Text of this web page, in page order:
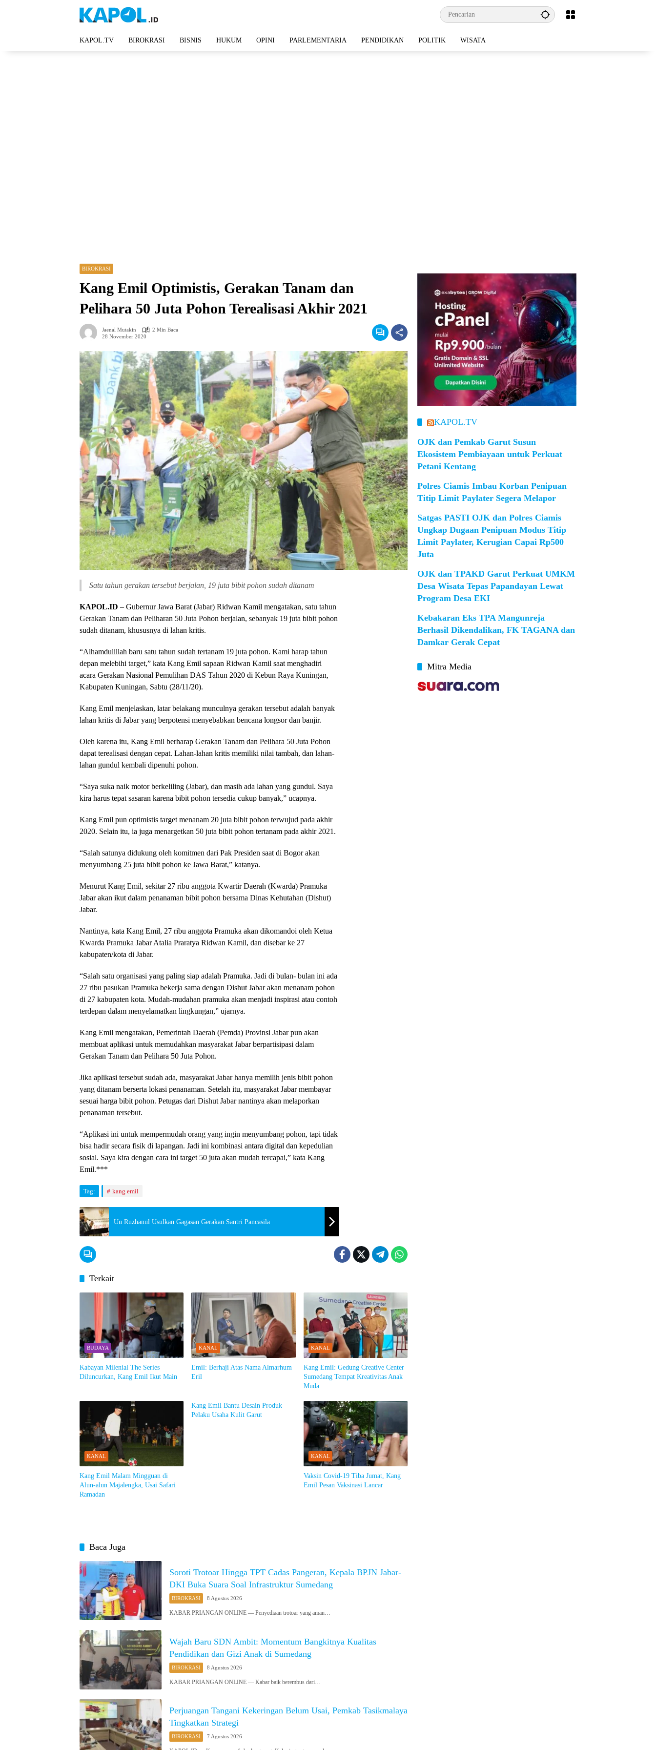
KAPOL.TV BIROKRASI BISNIS HUKUM OPINI PARLEMENTARIA PENDIDIKAN POLITIK WISATA
BIROKRASI
Kang Emil Optimistis, Gerakan Tanam dan
Pelihara 50 Juta Pohon Terealisasi Akhir 2021
Jaenal Mutakin
2 Min Baca
28 November 2020
Satu tahun gerakan tersebut berjalan, 19 juta bibit pohon sudah ditanam
KAPOL.ID – Gubernur Jawa Barat (Jabar) Ridwan Kamil mengatakan, satu tahun
Gerakan Tanam dan Peliharan 50 Juta Pohon berjalan, sebanyak 19 juta bibit pohon
sudah ditanam, khususnya di lahan kritis.
“Alhamdulillah baru satu tahun sudah tertanam 19 juta pohon. Kami harap tahun
depan melebihi target,” kata Kang Emil sapaan Ridwan Kamil saat menghadiri
acara Gerakan Nasional Pemulihan DAS Tahun 2020 di Kebun Raya Kuningan,
Kabupaten Kuningan, Sabtu (28/11/20).
Kang Emil menjelaskan, latar belakang munculnya gerakan tersebut adalah banyak
lahan kritis di Jabar yang berpotensi menyebabkan bencana longsor dan banjir.
Oleh karena itu, Kang Emil berharap Gerakan Tanam dan Pelihara 50 Juta Pohon
dapat terealisasi dengan cepat. Lahan-lahan kritis memiliki nilai tambah, dan lahan-
lahan gundul kembali dipenuhi pohon.
“Saya suka naik motor berkeliling (Jabar), dan masih ada lahan yang gundul. Saya
kira harus tepat sasaran karena bibit pohon tersedia cukup banyak,” ucapnya.
Kang Emil pun optimistis target menanam 20 juta bibit pohon terwujud pada akhir
2020. Selain itu, ia juga menargetkan 50 juta bibit pohon tertanam pada akhir 2021.
“Salah satunya didukung oleh komitmen dari Pak Presiden saat di Bogor akan
menyumbang 25 juta bibit pohon ke Jawa Barat,” katanya.
Menurut Kang Emil, sekitar 27 ribu anggota Kwartir Daerah (Kwarda) Pramuka
Jabar akan ikut dalam penanaman bibit pohon bersama Dinas Kehutahan (Dishut)
Jabar.
Nantinya, kata Kang Emil, 27 ribu anggota Pramuka akan dikomandoi oleh Ketua
Kwarda Pramuka Jabar Atalia Praratya Ridwan Kamil, dan disebar ke 27
kabupaten/kota di Jabar.
“Salah satu organisasi yang paling siap adalah Pramuka. Jadi di bulan- bulan ini ada
27 ribu pasukan Pramuka bekerja sama dengan Dishut Jabar akan menanam pohon
di 27 kabupaten kota. Mudah-mudahan pramuka akan menjadi inspirasi atau contoh
terdepan dalam menyelamatkan lingkungan,” ujarnya.
Kang Emil mengatakan, Pemerintah Daerah (Pemda) Provinsi Jabar pun akan
membuat aplikasi untuk memudahkan masyarakat Jabar berpartisipasi dalam
Gerakan Tanam dan Pelihara 50 Juta Pohon.
Jika aplikasi tersebut sudah ada, masyarakat Jabar hanya memilih jenis bibit pohon
yang ditanam berserta lokasi penanaman. Setelah itu, masyarakat Jabar membayar
sesuai harga bibit pohon. Petugas dari Dishut Jabar nantinya akan melaporkan
penanaman tersebut.
“Aplikasi ini untuk mempermudah orang yang ingin menyumbang pohon, tapi tidak
bisa hadir secara fisik di lapangan. Jadi ini kombinasi antara digital dan kepedulian
sosial. Saya kira dengan cara ini target 50 juta akan mudah tercapai,” kata Kang
Emil.***
Tag: kang emil
Uu Ruzhanul Usulkan Gagasan Gerakan Santri Pancasila
Terkait
BUDAYA
Kabayan Milenial The Series
Diluncurkan, Kang Emil Ikut Main
KANAL
Emil: Berhaji Atas Nama Almarhum
Eril
KANAL
Kang Emil: Gedung Creative Center
Sumedang Tempat Kreativitas Anak
Muda
KANAL
Kang Emil Malam Mingguan di
Alun-alun Majalengka, Usai Safari
Ramadan
Kang Emil Bantu Desain Produk
Pelaku Usaha Kulit Garut
KANAL
Vaksin Covid-19 Tiba Jumat, Kang
Emil Pesan Vaksinasi Lancar
Baca Juga
Soroti Trotoar Hingga TPT Cadas Pangeran, Kepala BPJN Jabar-
DKI Buka Suara Soal Infrastruktur Sumedang
BIROKRASI 8 Agustus 2026
KABAR PRIANGAN ONLINE — Penyediaan trotoar yang aman…
Wajah Baru SDN Ambit: Momentum Bangkitnya Kualitas
Pendidikan dan Gizi Anak di Sumedang
BIROKRASI 8 Agustus 2026
KABAR PRIANGAN ONLINE — Kabar baik berembus dari…
Perjuangan Tangani Kekeringan Belum Usai, Pemkab Tasikmalaya
Tingkatkan Strategi
BIROKRASI 7 Agustus 2026
KAPOL.TV
OJK dan Pemkab Garut Susun
Ekosistem Pembiayaan untuk Perkuat
Petani Kentang
Polres Ciamis Imbau Korban Penipuan
Titip Limit Paylater Segera Melapor
Satgas PASTI OJK dan Polres Ciamis
Ungkap Dugaan Penipuan Modus Titip
Limit Paylater, Kerugian Capai Rp500
Juta
OJK dan TPAKD Garut Perkuat UMKM
Desa Wisata Tepas Papandayan Lewat
Program Desa EKI
Kebakaran Eks TPA Mangunreja
Berhasil Dikendalikan, FK TAGANA dan
Damkar Gerak Cepat
Mitra Media